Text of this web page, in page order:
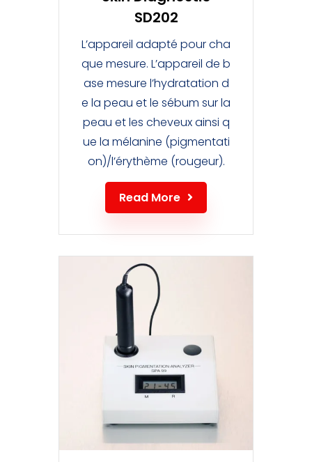
SD202
L’appareil adapté pour cha
que mesure. L’appareil de b
ase mesure l’hydratation d
e la peau et le sébum sur la
peau et les cheveux ainsi q
ue la mélanine (pigmentati
on)/l’érythème (rougeur).
Read More